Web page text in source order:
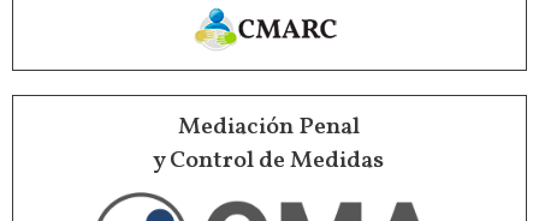
Mediación Penal
y Control de Medidas